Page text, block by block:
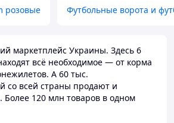
розовые Футбольные ворота и
маркетплейс Украины. Здесь 6
всё необходимое — от корма
А 60 тыс.
со всей страны продают и
Более 120 млн товаров в одном